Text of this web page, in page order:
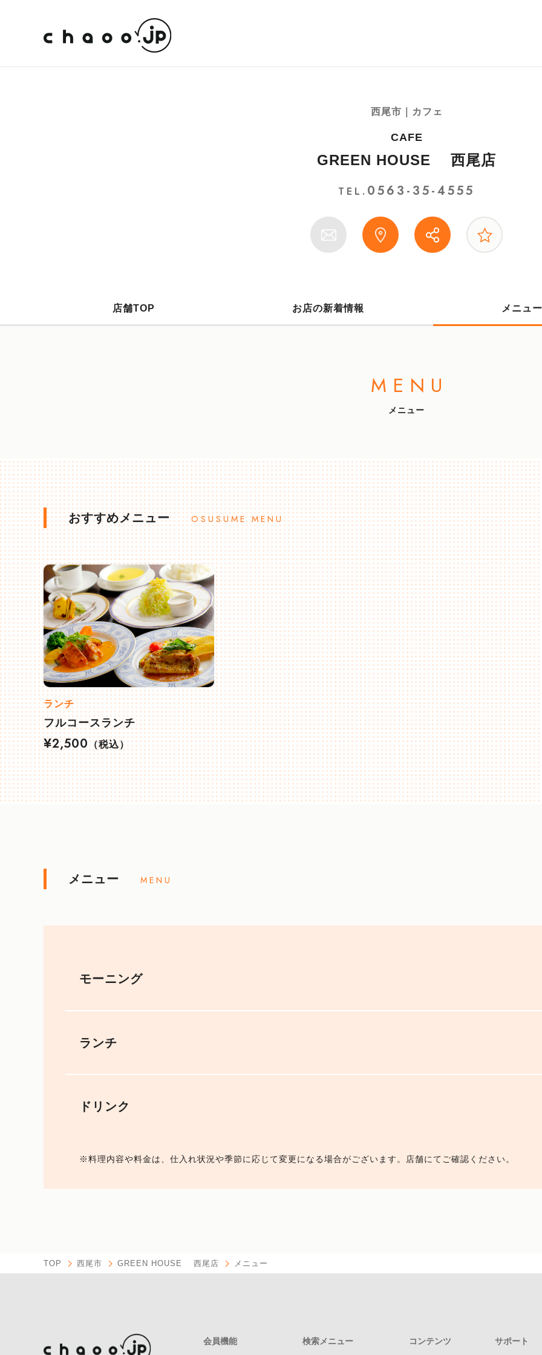
西尾市｜カフェ
CAFE
GREEN HOUSE 西尾店
TEL. 0563-35-4555
店舗TOP お店の新着情報 メニュ
MENU
メニュー
おすすめメニュー OSUSUME MENU
ランチ
フルコースランチ
¥2,500（税込）
メニュー MENU
モーニング
ランチ
ドリンク
※料理内容や料金は、仕入れ状況や季節に応じて変更になる場合がございます。店舗にてご確認ください。
TOP 西尾市 GREEN HOUSE 西尾店 メニュー
会員機能 検索メニュー コンテンツ サポート